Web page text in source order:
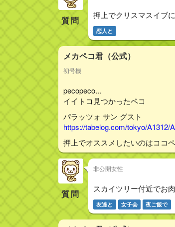
質問 押上でクリスマスイブ
恋人と
メカペコ君（公式）
初号機
pecopeco...
イイトコ見つかったペコ
パラッツォ サン グスト
https://tabelog.com/tokyo/A1312/
押上でオススメしたいのはココ
質問
非公開女性
スカイツリー付近でお
友達と 女子会 夜ご飯で